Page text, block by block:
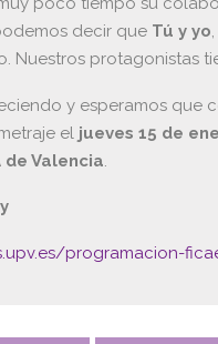
decir que Tú y yo
Nuestros protagonistas
y esperamos que
el jueves 15 de
de Valencia
programacion-